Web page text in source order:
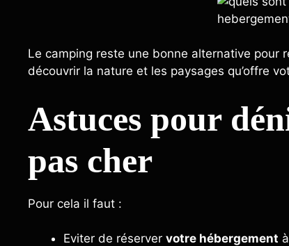
Le camping reste une bonne alternative pour
découvrir la nature et les paysages qu’offre
Astuces pour
pas cher
Pour cela il faut :
Eviter de réserver votre hébergement